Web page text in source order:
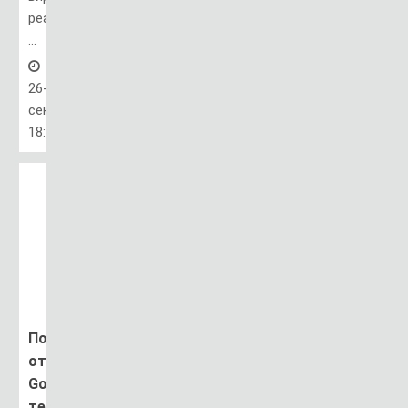
реальности
...
26-
сен,
18:23
Помощник
от
Google